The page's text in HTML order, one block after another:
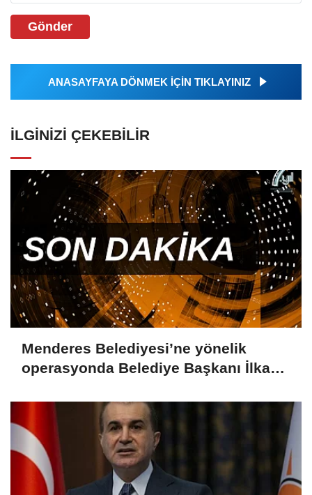
Gönder
ANASAYFAYA DÖNMEK İÇİN TIKLAYINIZ
İLGINIZI ÇEKEBILIR
Menderes Belediyesi’ne yönelik
operasyonda Belediye Başkanı İlkay